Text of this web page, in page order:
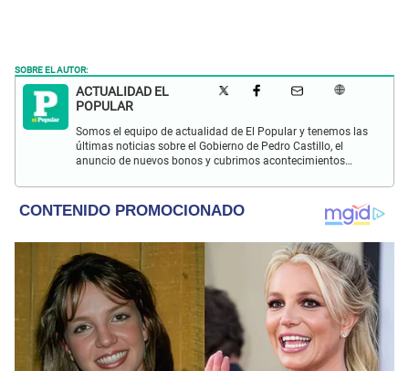
SOBRE EL AUTOR:
ACTUALIDAD EL
POPULAR
Somos el equipo de actualidad de El Popular y tenemos las
últimas noticias sobre el Gobierno de Pedro Castillo, el
anuncio de nuevos bonos y cubrimos acontecimientos